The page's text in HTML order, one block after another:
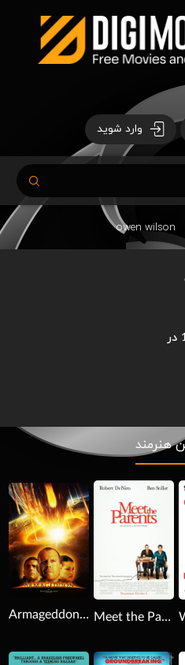
وارد شوید
owen wilson
در
هنرمند
Download
Download
Meet the Parents 2000
Armageddon 1998